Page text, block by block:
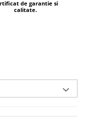
de garantie si
calitate.